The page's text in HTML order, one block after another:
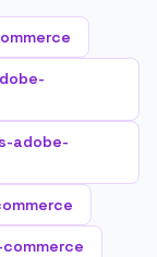
adobe-